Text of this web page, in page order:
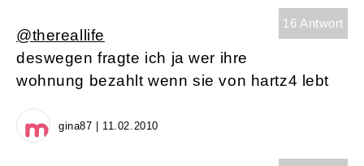
16 Antwort
@thereallife
deswegen fragte ich ja wer ihre
wohnung bezahlt wenn sie von hartz4 lebt
gina87 | 11.02.2010